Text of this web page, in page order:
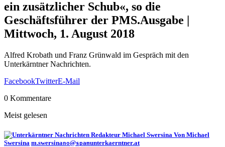
ein zusätzlicher Schub«, so die
Geschäftsführer der PMS.Ausgabe |
Mittwoch, 1. August 2018
Alfred Krobath und Franz Grünwald im Gespräch mit den
Unterkärntner Nachrichten.
FacebookTwitterE-Mail
0 Kommentare
Meist gelesen
Von Michael
Swersina m.swersinano@spamunterkaerntner.at